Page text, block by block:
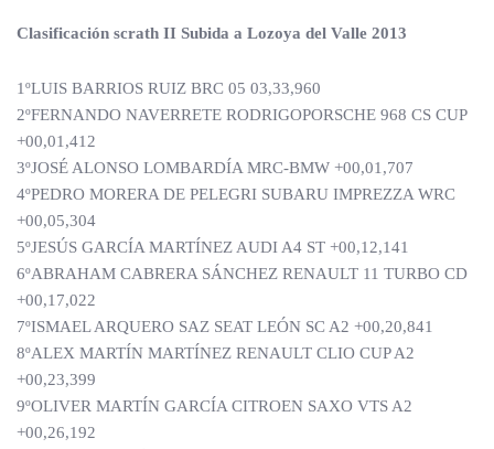
Clasificación scrath II Subida a Lozoya del Valle 2013
1ºLUIS BARRIOS RUIZ BRC 05 03,33,960
2ºFERNANDO NAVERRETE RODRIGOPORSCHE 968 CS CUP
+00,01,412
3ºJOSÉ ALONSO LOMBARDÍA MRC-BMW +00,01,707
4ºPEDRO MORERA DE PELEGRI SUBARU IMPREZZA WRC
+00,05,304
5ºJESÚS GARCÍA MARTÍNEZ AUDI A4 ST +00,12,141
6ºABRAHAM CABRERA SÁNCHEZ RENAULT 11 TURBO CD
+00,17,022
7ºISMAEL ARQUERO SAZ SEAT LEÓN SC A2 +00,20,841
8ºALEX MARTÍN MARTÍNEZ RENAULT CLIO CUP A2
+00,23,399
9ºOLIVER MARTÍN GARCÍA CITROEN SAXO VTS A2
+00,26,192